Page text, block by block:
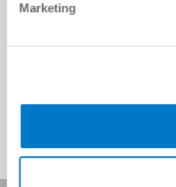
Marketing